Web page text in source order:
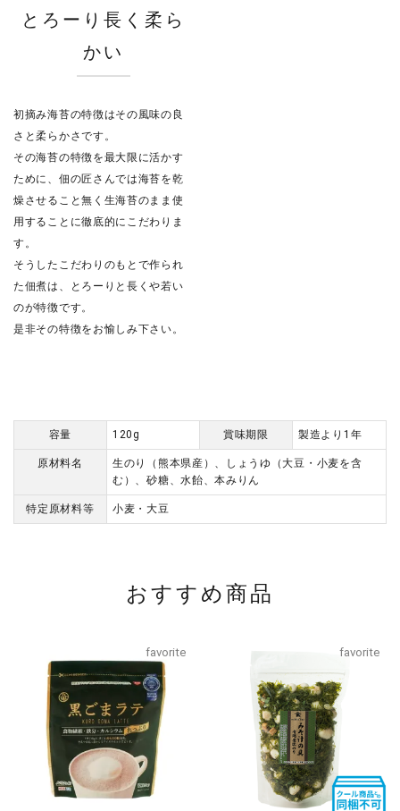
とろーり長く柔ら
かい
初摘み海苔の特徴はその風味の良
さと柔らかさです。
その海苔の特徴を最大限に活かす
ために、佃の匠さんでは海苔を乾
燥させること無く生海苔のまま使
用することに徹底的にこだわりま
す。
そうしたこだわりのもとで作られ
た佃煮は、とろーりと長くや若い
のが特徴です。
是非その特徴をお愉しみ下さい。
容量 120g 賞味期限 製造より1年
原材料名
生のり（熊本県産）、しょうゆ（大豆・小麦を含
む）、砂糖、水飴、本みりん
特定原材料等 小麦・大豆
おすすめ商品
favorite favorite